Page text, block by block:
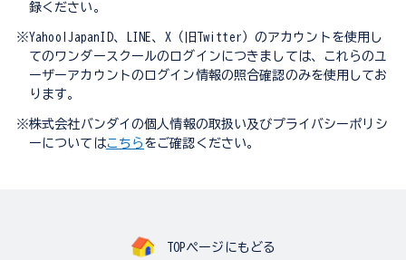
録ください。
※Yahoo!JapanID、LINE、X（旧Twitter）のアカウントを使用し
てのワンダースクールのログインにつきましては、これらのユ
ーザーアカウントのログイン情報の照合確認のみを使用してお
ります。
※株式会社バンダイの個人情報の取扱い及びプライバシーポリシ
ーについてはこちら をご確認ください。
TOPページにもどる